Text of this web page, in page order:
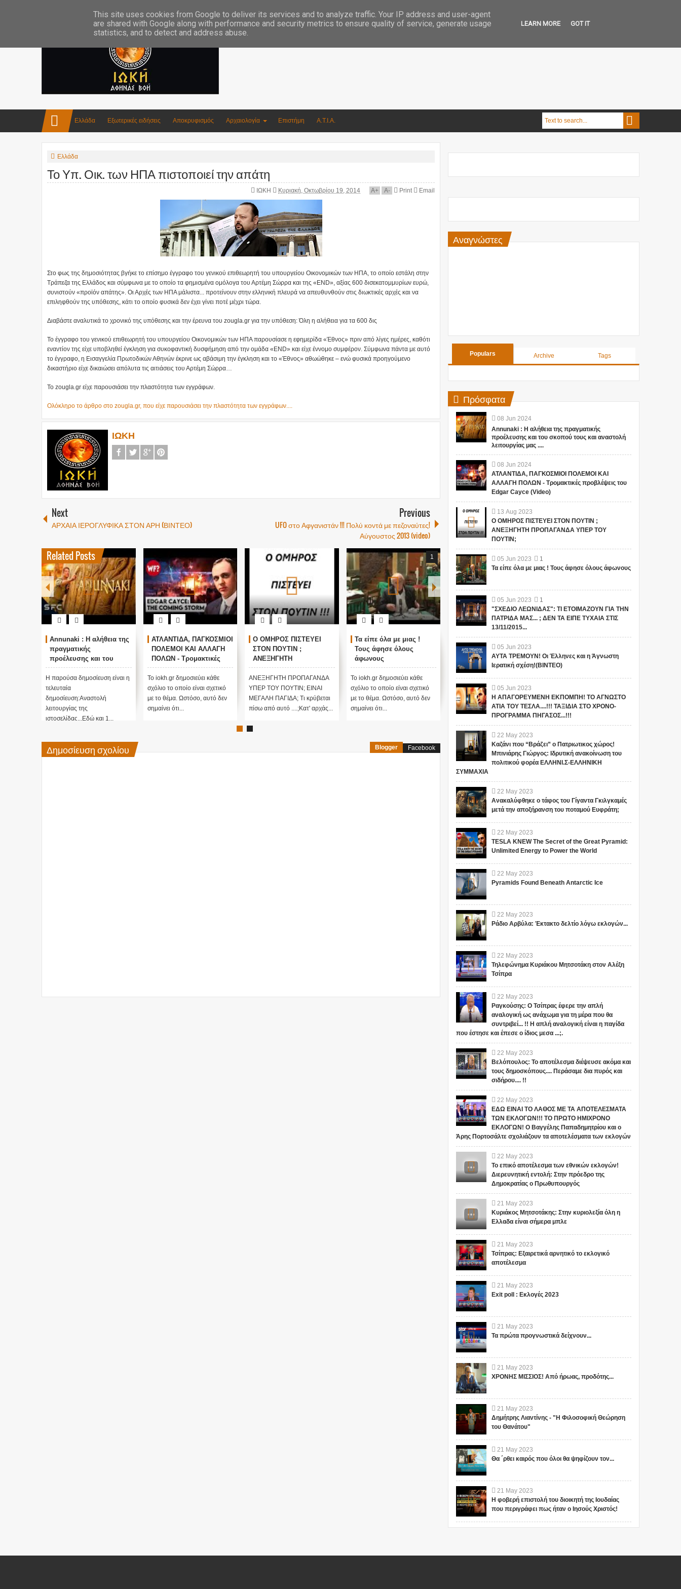
Ελλάδα Εξωτερικές ειδήσεις Αποκρυφισμός Αρχαιολογία Επιστήμη Α.Τ.Ι.Α.
Ελλάδα
Το Υπ. Οικ. των ΗΠΑ πιστοποιεί την απάτη
ΙΩΚΗ Κυριακή, Οκτωβρίου 19, 2014 A+ A- Print Email
Στο φως της δημοσιότητας βγήκε το επίσημο έγγραφο του γενικού επιθεωρητή του υπουργείου Οικονομικών των ΗΠΑ, το οποίο εστάλη στην
Τράπεζα της Ελλάδος και σύμφωνα με το οποίο τα φημισμένα ομόλογα του Αρτέμη Σώρρα και της «END», αξίας 600 δισεκατομμυρίων ευρώ,
συνιστούν «προϊόν απάτης». Οι Αρχές των ΗΠΑ μάλιστα... προτείνουν στην ελληνική πλευρά να απευθυνθούν στις διωκτικές αρχές και να
επιληφθούν της υπόθεσης, κάτι το οποίο φυσικά δεν έχει γίνει ποτέ μέχρι τώρα.
Διαβάστε αναλυτικά το χρονικό της υπόθεσης και την έρευνα του zougla.gr για την υπόθεση: Όλη η αλήθεια για τα 600 δις
Το έγγραφο του γενικού επιθεωρητή του υπουργείου Οικονομικών των ΗΠΑ παρουσίασε η εφημερίδα «Έθνος» πριν από λίγες ημέρες, καθότι
εναντίον της είχε υποβληθεί έγκληση για συκοφαντική δυσφήμηση από την ομάδα «END» και είχε έννομο συμφέρον. Σύμφωνα πάντα με αυτό
το έγγραφο, η Εισαγγελία Πρωτοδικών Αθηνών έκρινε ως αβάσιμη την έγκληση και το «Έθνος» αθωώθηκε – ενώ φυσικά προηγούμενο
δικαστήριο είχε δικαιώσει απόλυτα τις αιτιάσεις του Αρτέμη Σώρρα…
Το zougla.gr είχε παρουσιάσει την πλαστότητα των εγγράφων.
Ολόκληρο το άρθρο στο zougla.gr, που είχε παρουσιάσει την πλαστότητα των εγγράφων....
ΙΩΚΗ
Next
ΑΡΧΑΙΑ ΙΕΡΟΓΛΥΦΙΚΑ ΣΤΟΝ ΑΡΗ (ΒΙΝΤΕΟ)
Previous
UFO στο Αφγανιστάν !!! Πολύ κοντά με πεζοναύτες!
Αύγουστος 2013 (video)
Related Posts
Annunaki : Η αλήθεια της
πραγματικής
προέλευσης και του
σκοπού τους και
αναστολή λειτουργίας
μας ....
Η παρούσα δημοσίευση είναι η
τελευταία
δημοσίευση:Αναστολή
λειτουργίας της
ιστοσελίδας...Εδώ και 1...
ΑΤΛΑΝΤΙΔΑ, ΠΑΓΚΟΣΜΙΟΙ
ΠΟΛΕΜΟΙ ΚΑΙ ΑΛΛΑΓΗ
ΠΟΛΩΝ - Τρομακτικές
προβλέψεις του Edgar
Cayce (Video)
Το iokh.gr δημοσιεύει κάθε
σχόλιο το οποίο είναι σχετικό
με το θέμα. Ωστόσο, αυτό δεν
σημαίνει ότι...
Ο ΟΜΗΡΟΣ ΠΙΣΤΕΥΕΙ
ΣΤΟΝ ΠΟΥΤΙΝ ;
ΑΝΕΞΗΓΗΤΗ
ΠΡΟΠΑΓΑΝΔΑ ΥΠΕΡ ΤΟΥ
ΠΟΥΤΙΝ;
ΑΝΕΞΗΓΗΤΗ ΠΡΟΠΑΓΑΝΔΑ
ΥΠΕΡ ΤΟΥ ΠΟΥΤΙΝ; ΕΙΝΑΙ
ΜΕΓΑΛΗ ΠΑΓΙΔΑ; Τι κρύβεται
πίσω από αυτό ....;Κατ' αρχάς...
1
Τα είπε όλα με μιας !
Τους άφησε όλους
άφωνους
Το iokh.gr δημοσιεύει κάθε
σχόλιο το οποίο είναι σχετικό
με το θέμα. Ωστόσο, αυτό δεν
σημαίνει ότι...
1
"ΣΧΕΔΙΟ ΛΕΩΝΙΔΑΣ": ΤΙ
ΕΤΟΙΜΑΖΟΥΝ ΓΙΑ ΤΗΝ
ΠΑΤΡΙΔΑ ΜΑΣ... ; ΔΕΝ ΤΑ
ΕΙΠΕ ΤΥΧΑΙΑ ΣΤΙΣ
13/11/2015...
Το iokh.gr δημοσιεύει κάθε
σχόλιο το οποίο είναι σχετικό
με το θέμα. Ωστόσο, αυτό δεν
σημαίνει ότι...
ΑΥΤΑ ΤΡΕΜΟΥΝ! Οι
Ιερατική σχέση!(ΒΙΝΤΕΟ)
Το iokh.gr δημοσιεύει κάθε
με το θέμα. Ωστόσο, αυτό δεν
σημαίνει ότι...
Δημοσίευση σχολίου Blogger Facebook
Αναγνώστες
Populars Archive Tags
Πρόσφατα
08 Jun 2024
Annunaki : Η αλήθεια της πραγματικής
προέλευσης και του σκοπού τους και αναστολή
λειτουργίας μας ....
08 Jun 2024
ΑΤΛΑΝΤΙΔΑ, ΠΑΓΚΟΣΜΙΟΙ ΠΟΛΕΜΟΙ ΚΑΙ
ΑΛΛΑΓΗ ΠΟΛΩΝ - Τρομακτικές προβλέψεις του
Edgar Cayce (Video)
13 Aug 2023
Ο ΟΜΗΡΟΣ ΠΙΣΤΕΥΕΙ ΣΤΟΝ ΠΟΥΤΙΝ ;
ΑΝΕΞΗΓΗΤΗ ΠΡΟΠΑΓΑΝΔΑ ΥΠΕΡ ΤΟΥ
ΠΟΥΤΙΝ;
05 Jun 2023
1
Τα είπε όλα με μιας ! Τους άφησε όλους άφωνους
05 Jun 2023
1
"ΣΧΕΔΙΟ ΛΕΩΝΙΔΑΣ": ΤΙ ΕΤΟΙΜΑΖΟΥΝ ΓΙΑ ΤΗΝ
ΠΑΤΡΙΔΑ ΜΑΣ... ; ΔΕΝ ΤΑ ΕΙΠΕ ΤΥΧΑΙΑ ΣΤΙΣ
13/11/2015...
05 Jun 2023
ΑΥΤΑ ΤΡΕΜΟΥΝ! Οι Έλληνες και η Άγνωστη
Ιερατική σχέση!(ΒΙΝΤΕΟ)
05 Jun 2023
Η ΑΠΑΓΟΡΕΥΜΕΝΗ ΕΚΠΟΜΠΗ! ΤΟ ΑΓΝΩΣΤΟ
ΑΤΙΑ ΤΟΥ ΤΕΣΛΑ....!!! ΤΑΞΙΔΙΑ ΣΤΟ ΧΡΟΝΟ-
ΠΡΟΓΡΑΜΜΑ ΠΗΓΑΣΟΣ...!!!
22 May 2023
Καζάνι που “Βράζει” ο Πατριωτικος χώρος!
Μπινιάρης Γιώργος: Ιδρυτική ανακοίνωση του
πολιτικού φορέα ΕΛΛΗΝΙ.Σ-ΕΛΛΗΝΙΚΗ
ΣΥΜΜΑΧΙΑ
22 May 2023
Ανακαλύφθηκε ο τάφος του Γίγαντα Γκιλγκαμές
μετά την αποξήρανση του ποταμού Ευφράτη;
22 May 2023
TESLA KNEW The Secret of the Great Pyramid:
Unlimited Energy to Power the World
22 May 2023
Pyramids Found Beneath Antarctic Ice
22 May 2023
Ράδιο Αρβύλα: Έκτακτο δελτίο λόγω εκλογών...
22 May 2023
Τηλεφώνημα Κυριάκου Μητσοτάκη στον Αλέξη
Τσίπρα
22 May 2023
Ραγκούσης: Ο Τσίπρας έφερε την απλή
αναλογική ως ανάχωμα για τη μέρα που θα
συντριβεί... !! Η απλή αναλογική είναι η παγίδα
που έστησε και έπεσε ο ίδιος μεσα ...;.
22 May 2023
Βελόπουλος: Το αποτέλεσμα διέψευσε ακόμα και
τους δημοσκόπους.... Περάσαμε δια πυρός και
σιδήρου.... !!
22 May 2023
ΕΔΩ ΕΙΝΑΙ ΤΟ ΛΑΘΟΣ ΜΕ ΤΑ ΑΠΟΤΕΛΕΣΜΑΤΑ
ΤΩΝ ΕΚΛΟΓΩΝ!!! ΤΟ ΠΡΩΤΟ ΗΜΙΧΡΟΝΟ
ΕΚΛΟΓΩΝ! Ο Βαγγέλης Παπαδημητρίου και ο
Άρης Πορτοσάλτε σχολιάζουν τα αποτελέσματα των εκλογών
22 May 2023
Το επικό αποτέλεσμα των εθνικών εκλογών!
Διερευνητική εντολή: Στην πρόεδρο της
Δημοκρατίας ο Πρωθυπουργός
21 May 2023
Κυριάκος Μητσοτάκης: Στην κυριολεξία όλη η
Ελλαδα είναι σήμερα μπλε
21 May 2023
Τσίπρας: Εξαιρετικά αρνητικό το εκλογικό
αποτέλεσμα
21 May 2023
Exit poll : Εκλογές 2023
21 May 2023
Τα πρώτα προγνωστικά δείχνουν...
21 May 2023
ΧΡΟΝΗΣ ΜΙΣΣΙΟΣ! Από ήρωας, προδότης...
21 May 2023
Δημήτρης Λιαντίνης - "Η Φιλοσοφική Θεώρηση
του Θανάτου"
21 May 2023
Θα ΄ρθει καιρός που όλοι θα ψηφίζουν τον...
21 May 2023
Η φοβερή επιστολή του διοικητή της Ιουδαίας
που περιγράφει πως ήταν ο Ιησούς Χριστός!
This site uses cookies from Google to deliver its services and to analyze traffic. Your IP address and user-agent
are shared with Google along with performance and security metrics to ensure quality of service, generate usage
statistics, and to detect and address abuse.
LEARN MORE GOT IT